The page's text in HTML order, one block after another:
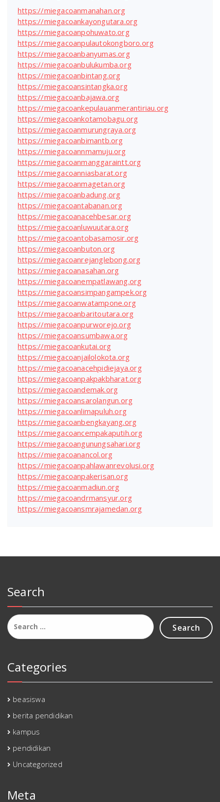
https://miegacoanmanahan.org
https://miegacoankayongutara.org
https://miegacoanpohuwato.org
https://miegacoanpulautokongboro.org
https://miegacoanbanyumas.org
https://miegacoanbulukumba.org
https://miegacoanbintang.org
https://miegacoansintangka.org
https://miegacoanbajawa.org
https://miegacoankepulauanmerantiriau.org
https://miegacoankotamobagu.org
https://miegacoanmurungraya.org
https://miegacoanbimantb.org
https://miegacoannmamuju.org
https://miegacoanmanggaraintt.org
https://miegacoanniasbarat.org
https://miegacoanmagetan.org
https://miegacoanbadung.org
https://miegacoantabanan.org
https://miegacoanacehbesar.org
https://miegacoanluwuutara.org
https://miegacoantobasamosir.org
https://miegacoanbuton.org
https://miegacoanrejanglebong.org
https://miegacoanasahan.org
https://miegacoanempatlawang.org
https://miegacoansimpangampek.org
https://miegacoanwatampone.org
https://miegacoanbaritoutara.org
https://miegacoanpurworejo.org
https://miegacoansumbawa.org
https://miegacoankutai.org
https://miegacoanjailolokota.org
https://miegacoanacehpidiejaya.org
https://miegacoanpakpakbharat.org
https://miegacoandemak.org
https://miegacoansarolangun.org
https://miegacoanlimapuluh.org
https://miegacoanbengkayang.org
https://miegacoancempakaputih.org
https://miegacoangunungsahari.org
https://miegacoanancol.org
https://miegacoanpahlawanrevolusi.org
https://miegacoanpakerisan.org
https://miegacoanmadiun.org
https://miegacoandrmansyur.org
https://miegacoansmrajamedan.org
Search
Search
for:
Categories
beasiswa
berita pendidikan
kampus
pendidikan
Uncategorized
Meta